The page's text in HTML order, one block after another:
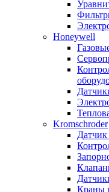
Honeywell
Kromschroder
Краны